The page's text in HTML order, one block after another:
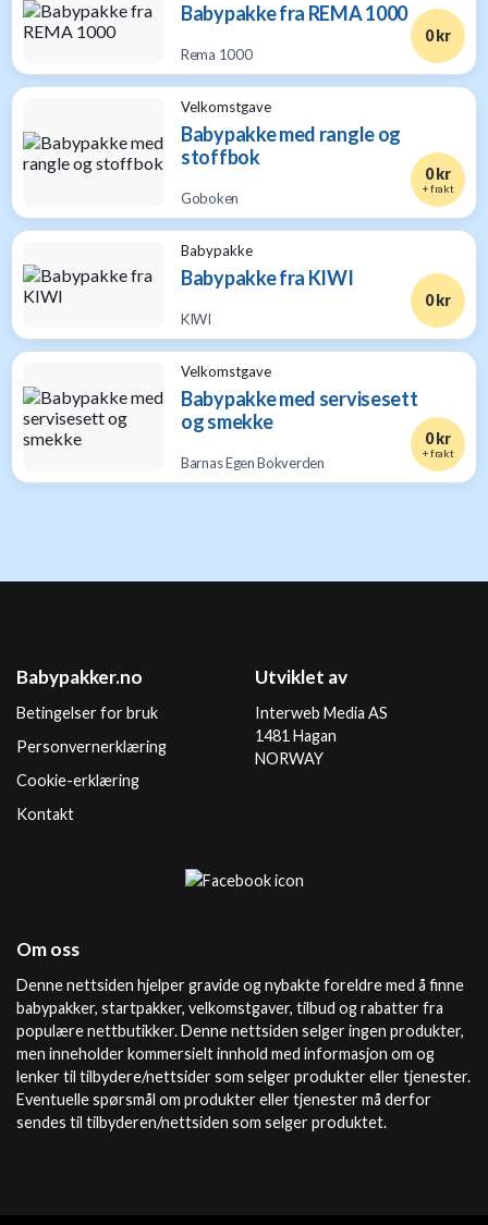
Babypakke fra REMA 1000
Rema 1000
0 kr
Velkomstgave
Babypakke med rangle og
stoffbok
Goboken
0 kr
+ frakt
Babypakke
Babypakke fra KIWI
KIWI
0 kr
Velkomstgave
Babypakke med servisesett
og smekke
Barnas Egen Bokverden
0 kr
+ frakt
Babypakker.no
Betingelser for bruk
Personvernerklæring
Cookie-erklæring
Kontakt
Utviklet av
Interweb Media AS
1481 Hagan
NORWAY
Om oss
Denne nettsiden hjelper gravide og nybakte foreldre med å finne
babypakker, startpakker, velkomstgaver, tilbud og rabatter fra
populære nettbutikker. Denne nettsiden selger ingen produkter,
men inneholder kommersielt innhold med informasjon om og
lenker til tilbydere/nettsider som selger produkter eller tjenester.
Eventuelle spørsmål om produkter eller tjenester må derfor
sendes til tilbyderen/nettsiden som selger produktet.